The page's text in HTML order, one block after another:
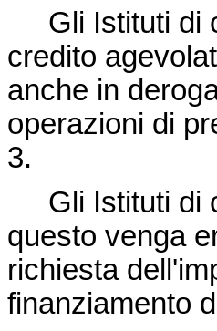
Gli Istituti di
credito
anche in
operazioni di
3.
Gli Istituti di
questo venga
richiesta
finanziamento